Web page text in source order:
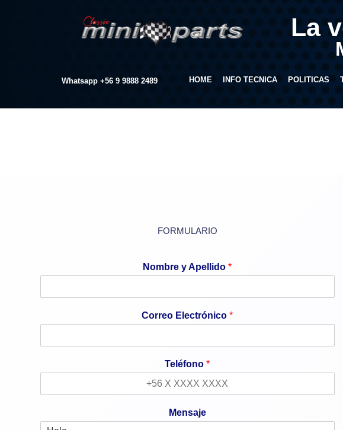
La
Whatsapp +56 9 9888 2489 HOME INFO TECNICA POLITICAS
FORMULARIO
Nombre y Apellido *
Correo Electrónico *
Teléfono *
Mensaje